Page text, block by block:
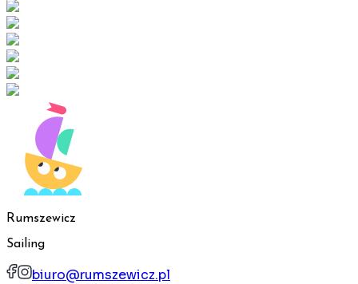
Rumszewicz
Sailing
biuro@rumszewicz.pl